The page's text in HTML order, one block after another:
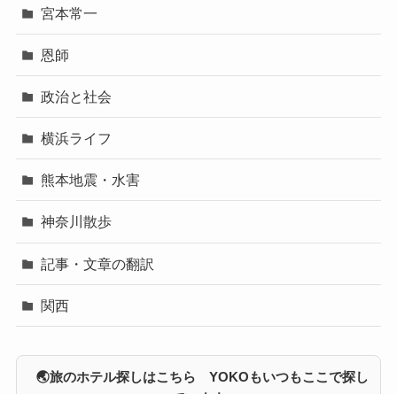
宮本常一
恩師
政治と社会
横浜ライフ
熊本地震・水害
神奈川散歩
記事・文章の翻訳
関西
🌏旅のホテル探しはこちら YOKOもいつもここで探し